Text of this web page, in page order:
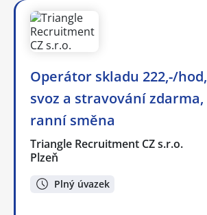
Operátor skladu 222,-/hod,
svoz a stravování zdarma,
ranní směna
Triangle Recruitment CZ s.r.o.
Plzeň
Plný úvazek